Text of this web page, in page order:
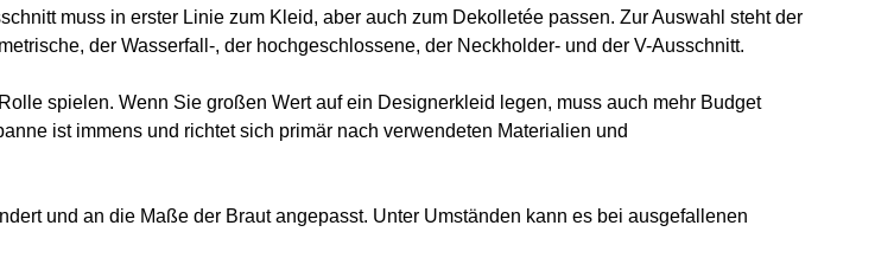
muss in erster Linie zum Kleid, aber auch zum Dekolletée passen. Zur Auswahl steht der
der Wasserfall-, der hochgeschlossene, der Neckholder- und der V-Ausschnitt.
spielen. Wenn Sie großen Wert auf ein Designerkleid legen, muss auch mehr Budget
ist immens und richtet sich primär nach verwendeten Materialien und
und an die Maße der Braut angepasst. Unter Umständen kann es bei ausgefallenen